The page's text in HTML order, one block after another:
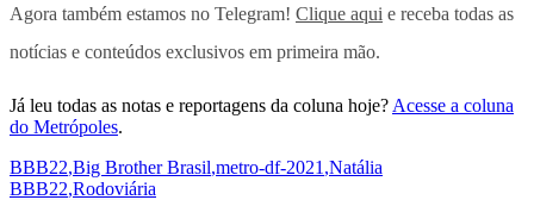
Agora também estamos no Telegram! Clique aqui e receba todas as
notícias e conteúdos exclusivos em primeira mão.
Já leu todas as notas e reportagens da coluna hoje? Acesse a coluna
do Metrópoles.
BBB22,Big Brother Brasil,metro-df-2021 ,Natália
BBB22,Rodoviária